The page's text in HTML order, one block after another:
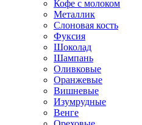
Кофе с молоком
Металлик
Слоновая кость
Фуксия
Шоколад
Шампань
Оливковые
Оранжевые
Вишневые
Изумрудные
Венге